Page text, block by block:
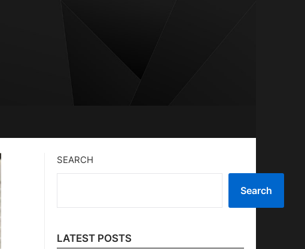
SEARCH
Search
LATEST POSTS